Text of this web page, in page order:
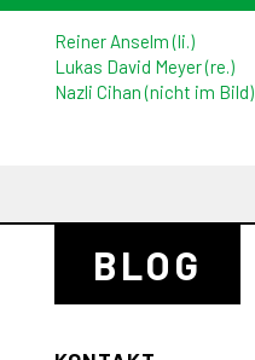
Reiner Anselm (li.)
Lukas David Meyer (re.)
Nazli Cihan (nicht im Bild)
BLOG